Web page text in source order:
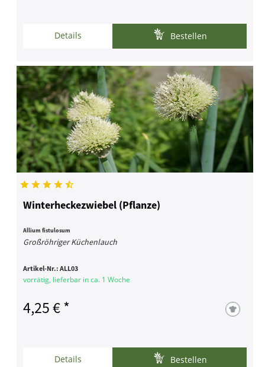
Details Bestellen
Winterheckezwiebel (Pflanze)
Allium fistulosum
Großröhriger Küchenlauch
Artikel-Nr.:ALL03
vorrätig, lieferbar in ca. 1 Woche
4,25 € *
Details Bestellen